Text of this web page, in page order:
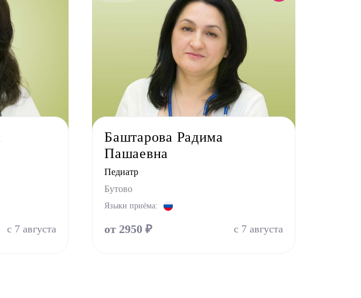
Бутово парк
Дрожжино
Жулебино
Коммунарка
Кузьминки
Некрасовка
Новокосино
с 7 августа
Баштарова Радима
Пашаевна
Педиатр
Бутово
Языки приёма:
от 2950 ₽ с 7 августа